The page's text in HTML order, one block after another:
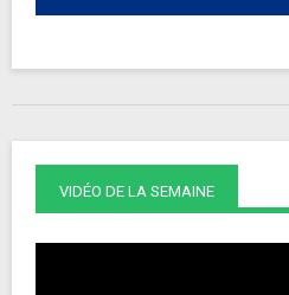
VIDÉO DE LA SEMAINE